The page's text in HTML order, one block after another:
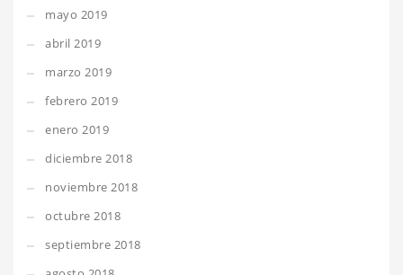
mayo 2019
abril 2019
marzo 2019
febrero 2019
enero 2019
diciembre 2018
noviembre 2018
octubre 2018
septiembre 2018